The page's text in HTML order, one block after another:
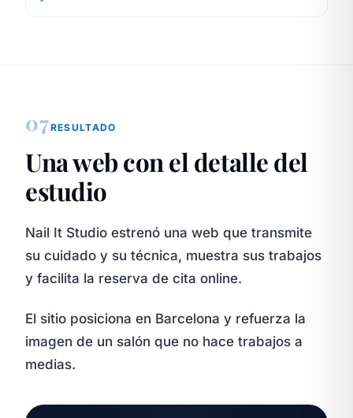
07RESULTADO
Una web con el detalle del
estudio
Nail It Studio estrenó una web que transmite
su cuidado y su técnica, muestra sus trabajos
y facilita la reserva de cita online.
El sitio posiciona en Barcelona y refuerza la
imagen de un salón que no hace trabajos a
medias.